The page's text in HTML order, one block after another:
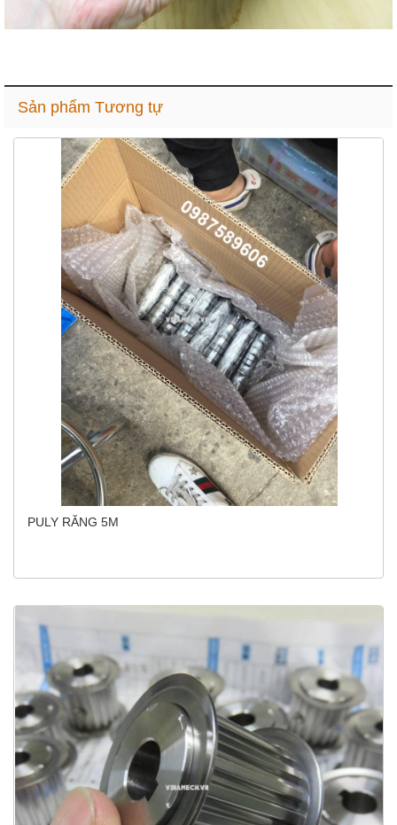
Sản phẩm Tương tự
PULY RĂNG 5M